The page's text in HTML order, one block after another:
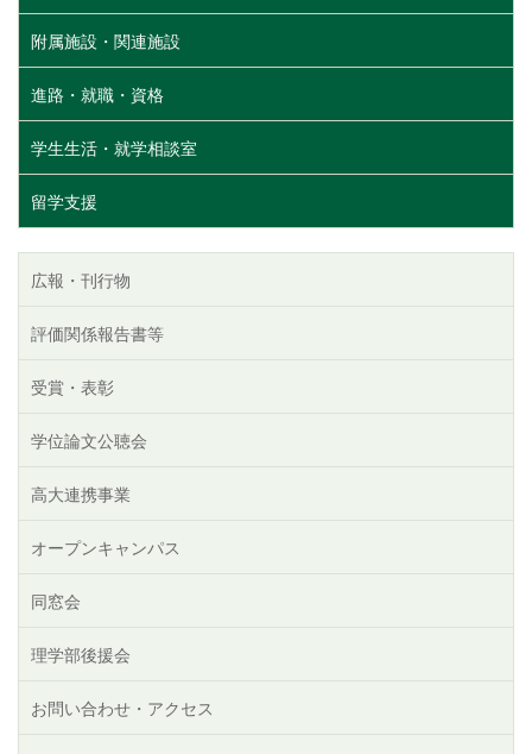
附属施設・関連施設
進路・就職・資格
学生生活・就学相談室
留学支援
広報・刊行物
評価関係報告書等
受賞・表彰
学位論文公聴会
高大連携事業
オープンキャンパス
同窓会
理学部後援会
お問い合わせ・アクセス